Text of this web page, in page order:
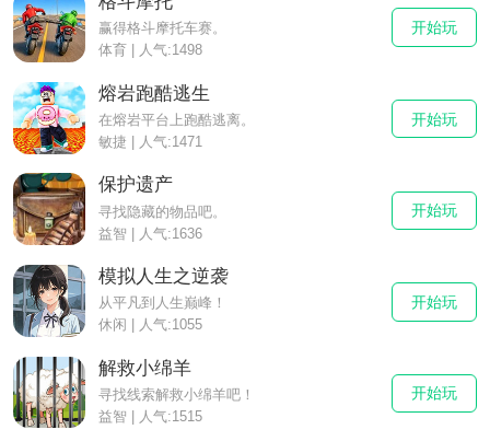
赢得格斗摩托车赛。
体育 | 人气:1498
开始玩
熔岩跑酷逃生
在熔岩平台上跑酷逃离。
敏捷 | 人气:1471
开始玩
保护遗产
寻找隐藏的物品吧。
益智 | 人气:1636
开始玩
模拟人生之逆袭
从平凡到人生巅峰！
休闲 | 人气:1055
开始玩
解救小绵羊
寻找线索解救小绵羊吧！
益智 | 人气:1515
开始玩